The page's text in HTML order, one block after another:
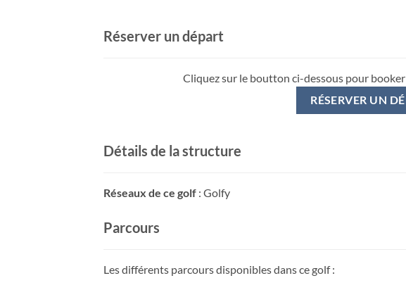
Réserver un départ
Cliquez sur le boutton ci-dessous pour
RÉSERVER UN
Détails de la structure
Réseaux de ce golf : Golfy
Parcours
Les différents parcours disponibles dans ce golf :